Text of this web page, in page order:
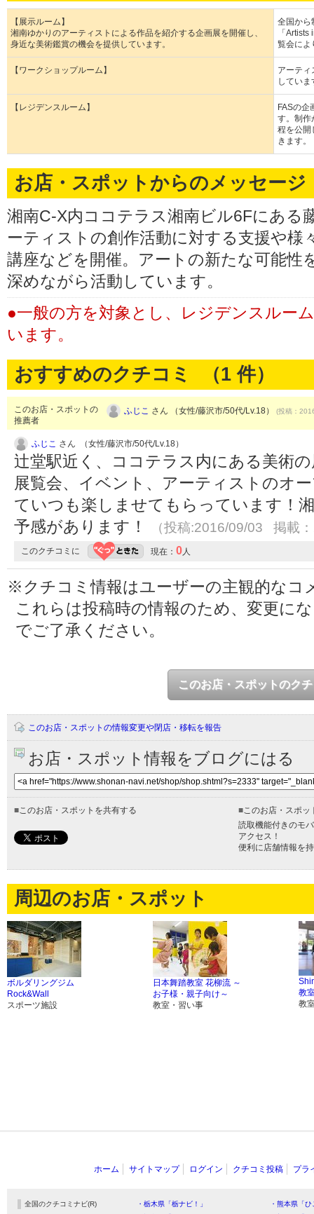
【展示ルーム】
湘南ゆかりのアーティストによる作品を紹介する企画展を開催し、
身近な美術鑑賞の機会を提供しています。
全国から
「
覧会によ
【ワークショップルーム】
アーティ
していま
【レジデンスルーム】
FASの企
す。制作
程を公開
きます。
お店・スポットからのメッセージ
湘南C-X内ココテラス湘南ビル6Fにある
ーティストの創作活動に対する支援や様
講座などを開催。アートの新たな可能性
深めながら活動しています。
●一般の方を対象とし、レジデンスルー
います。
おすすめのクチコミ （1 件）
このお店・スポットの
推薦者
ふじこ さん （女性/藤沢市/50代/Lv.18） (投稿：
ふじこ さん （女性/藤沢市/50代/Lv.18）
辻堂駅近く、ココテラス内にある美術
展覧会、イベント、アーティストのオ
ていつも楽しませてもらっています！
予感があります！
（投稿:2016/09/03 掲載
このクチコミに 現在： 0人
※クチコミ情報はユーザーの主観的なコ
これらは投稿時の情報のため、変更に
でご了承ください。
このお店・スポットのク
このお店・スポットの情報変更や閉店・移転を報告
お店・スポット情報をブログにはる
■このお店・スポットを共有する ■このお店・スポッ
読取機能付きのモ
アクセス！
便利に店舗情報を
周辺のお店・スポット
ボルダリングジム
Rock&Wall
スポーツ施設
日本舞踏教室 花柳流 ～
お子様・親子向け～
教室・習い事
教
教
ホーム サイトマップ ログイン クチコミ投稿 プラ
全国のクチコミナビ(R) ・栃木県「栃ナビ！」
・熊本県「